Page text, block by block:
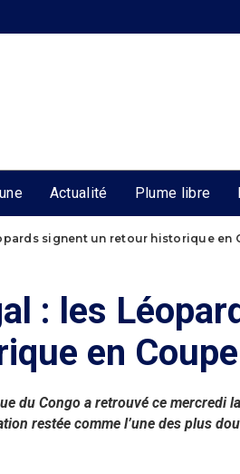
Actualité Plume libre
signent un retour historique en
: les
en
du Congo a retrouvé ce mercredi
restée comme l’une des plus